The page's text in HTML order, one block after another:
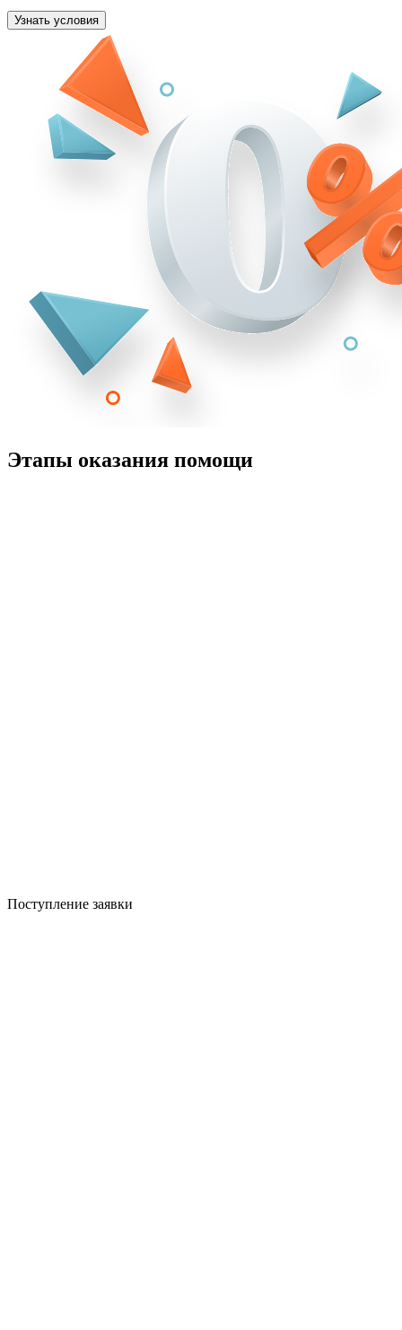
Узнать условия
Этапы оказания помощи
Поступление заявки